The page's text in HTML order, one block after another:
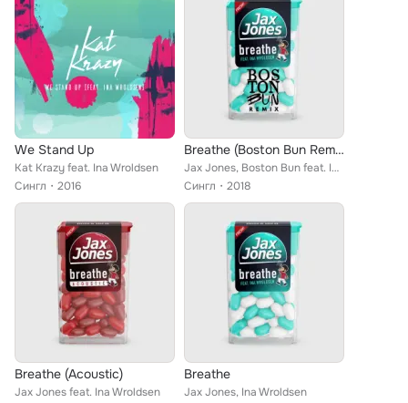
We Stand Up
Kat Krazy feat. Ina Wroldsen
Сингл
2016
Breathe (Boston Bun Remix)
Jax Jones, Boston Bun feat. Ina Wroldsen
Сингл
2018
Breathe (Acoustic)
Jax Jones feat. Ina Wroldsen
Breathe
Jax Jones, Ina Wroldsen